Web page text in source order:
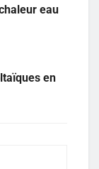
eau
en